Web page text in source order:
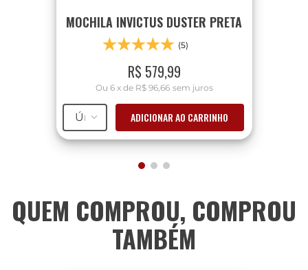
MOCHILA INVICTUS DUSTER PRETA
(5)
R$ 579,99
Ou 6 xde R$ 96,66 sem juros
Único ADICIONAR AO CARRINHO
QUEM COMPROU, COMPROU
TAMBÉM